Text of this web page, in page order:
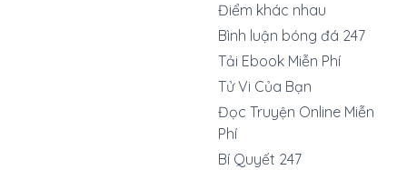
Điểm khác nhau
Bình luận bóng đá 247
Tải Ebook Miễn Phí
Tử Vi Của Bạn
Đọc Truyện Online Miễn
Phí
Bí Quyết 247